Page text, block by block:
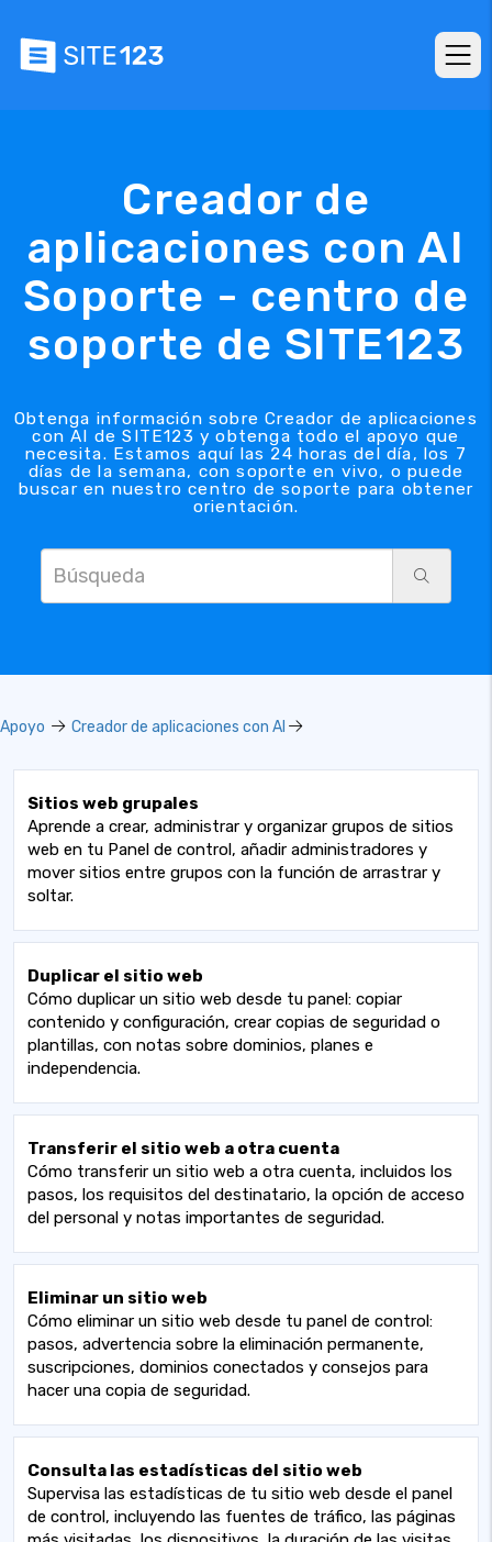
Creador de
aplicaciones con AI
Soporte - centro de
soporte de SITE123
Obtenga información sobre Creador de aplicaciones
con AI de SITE123 y obtenga todo el apoyo que
necesita. Estamos aquí las 24 horas del día, los 7
días de la semana, con soporte en vivo, o puede
buscar en nuestro centro de soporte para obtener
orientación.
Apoyo Creador de aplicaciones con AI
Sitios web grupales
Aprende a crear, administrar y organizar grupos de sitios
web en tu Panel de control, añadir administradores y
mover sitios entre grupos con la función de arrastrar y
soltar.
Duplicar el sitio web
Cómo duplicar un sitio web desde tu panel: copiar
contenido y configuración, crear copias de seguridad o
plantillas, con notas sobre dominios, planes e
independencia.
Transferir el sitio web a otra cuenta
Cómo transferir un sitio web a otra cuenta, incluidos los
pasos, los requisitos del destinatario, la opción de acceso
del personal y notas importantes de seguridad.
Eliminar un sitio web
Cómo eliminar un sitio web desde tu panel de control:
pasos, advertencia sobre la eliminación permanente,
suscripciones, dominios conectados y consejos para
hacer una copia de seguridad.
Consulta las estadísticas del sitio web
Supervisa las estadísticas de tu sitio web desde el panel
de control, incluyendo las fuentes de tráfico, las páginas